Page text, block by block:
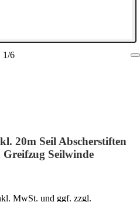
1/6
20m Seil Abscherstiften
Greifzug Seilwinde
MwSt. und ggf. zzgl.